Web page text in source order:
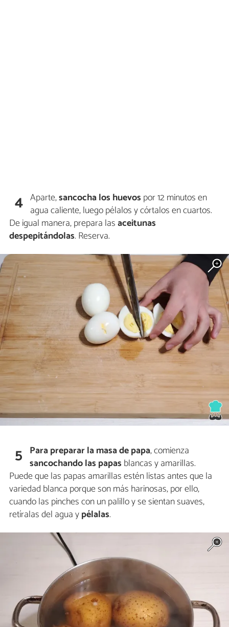
4 Aparte,sancocha los huevos por 12 minutos en
agua caliente, luego pélalos y córtalos en cuartos.
De igual manera, prepara lasaceitunas
despepitándolas. Reserva.
5 Para preparar la masa de papa, comienza
sancochando las papas blancas y amarillas.
Puede que las papas amarillas estén listas antes que la
variedad blanca porque son más harinosas, por ello,
cuando las pinches con un palillo y se sientan suaves,
retíralas del agua ypélalas.